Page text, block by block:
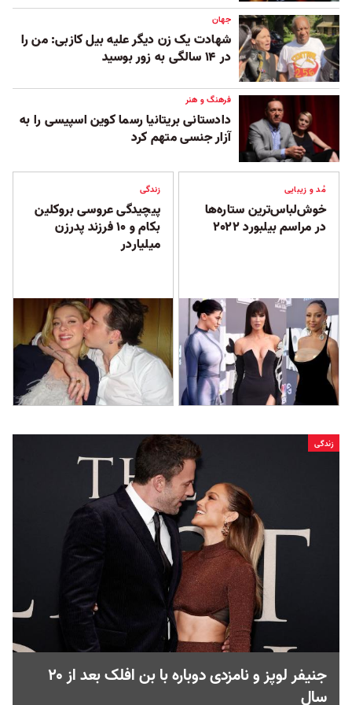
جهان
شهادت یک زن دیگر علیه بیل کازبی: من را
در ۱۴ سالگی به زور بوسید
فرهنگ و هنر
دادستانی بریتانیا رسما کوین اسپیسی را به
آزار جنسی متهم کرد
مُد و زیبایی
خوش‌لباس‌ترین ستاره‌ها
در مراسم بیلبورد ۲۰۲۲
زندگی
پیچیدگی عروسی بروکلین
بکام و ۱۰ فرزند پدرزن
میلیاردر
زندگی
جنیفر لوپز و نامزدی دوباره با بن افلک بعد از ۲۰
سال